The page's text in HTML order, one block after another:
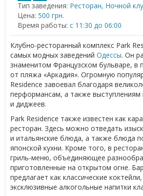
Тип заведения: Ресторан, Ночной
Цена: 500 грн.
Время работы: с 11:30 до 06:00
Клубно-ресторанный комплекс Park
самых модных заведений Одессы. Он
знаменитом Французском бульваре, в
от пляжа «Аркадия». Огромную
Residence завоевал благодаря
перформансам, а также выступлениям
и диджеев.
Park Residence также известен как
ресторан. Здесь можно отведать
и итальянские блюда, а также блюда
японской кухни. Кроме того, в
гриль-меню, объединяющее
приготовленные на открытом огне.
предлагает как классические
эксклюзивные алкогольные напитки